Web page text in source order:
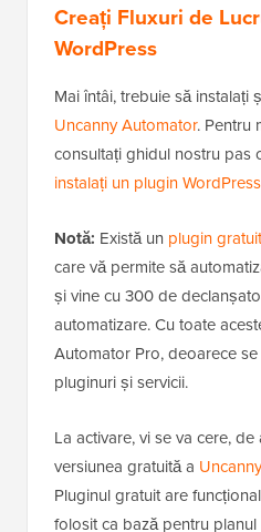
Creați Fluxuri de
WordPress
Mai întâi, trebuie să instalați
Uncanny Automator. Pentru
consultați ghidul nostru pas
instalați un plugin WordPress
Notă: Există un plugin
care vă permite să
și vine cu 300 de
automatizare. Cu toate
Automator Pro, deoarece
pluginuri și servicii.
La activare, vi se va cere,
versiunea gratuită a
Pluginul gratuit are
folosit ca bază pentru planul